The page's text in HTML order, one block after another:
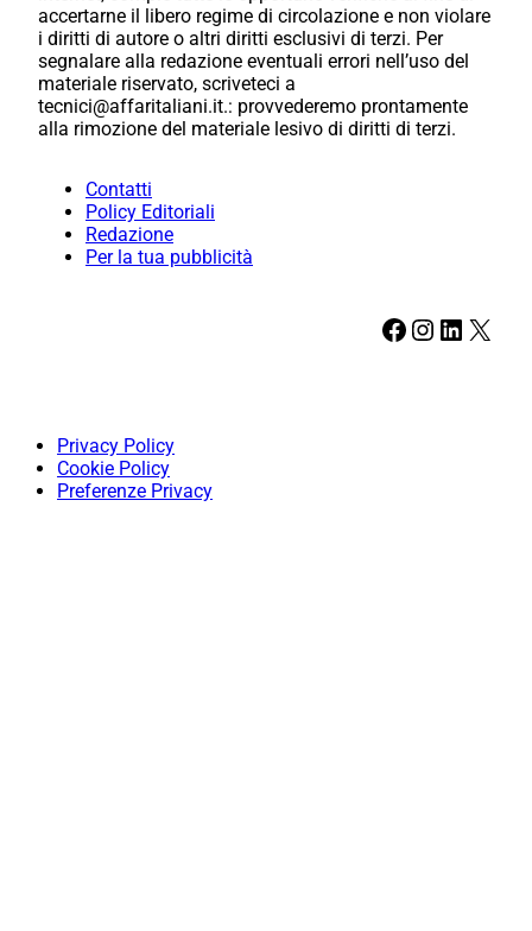
accertarne il libero regime di circolazione e non violare
i diritti di autore o altri diritti esclusivi di terzi. Per
segnalare alla redazione eventuali errori nell’uso del
materiale riservato, scriveteci a
tecnici@affaritaliani.it.: provvederemo prontamente
alla rimozione del materiale lesivo di diritti di terzi.
Contatti
Policy Editoriali
Redazione
Per la tua pubblicità
Facebook Instagram LinkedIn X
Privacy Policy
Cookie Policy
Preferenze Privacy